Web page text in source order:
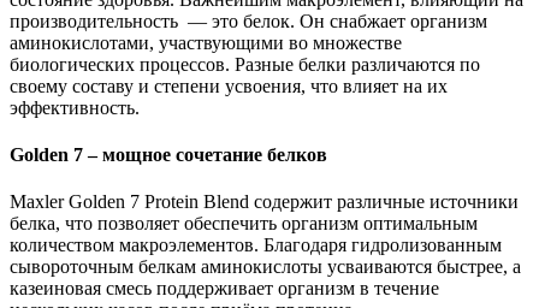
производительность — это белок. Он снабжает организм
аминокислотами, участвующими во множестве
биологических процессов. Разные белки различаются по
своему составу и степени усвоения, что влияет на их
эффективность.
Golden 7 – мощное сочетание белков
Maxler Golden 7 Protein Blend содержит различные источники
белка, что позволяет обеспечить организм оптимальным
количеством макроэлементов. Благодаря гидролизованным
сывороточным белкам аминокислоты усваиваются быстрее, а
казеиновая смесь поддерживает организм в течение